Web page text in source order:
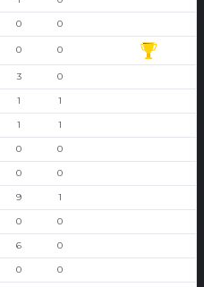
0 0
0 0
3 0
1 1
1 1
0 0
0 0
9 1
0 0
6 0
0 0